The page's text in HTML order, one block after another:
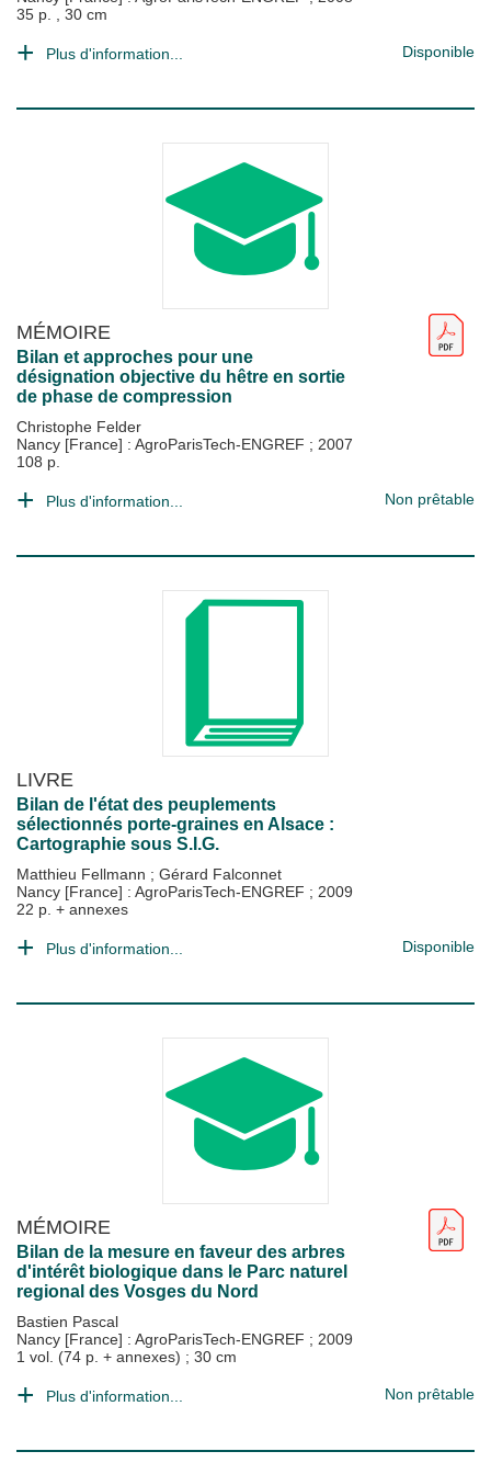
35 p. , 30 cm
Plus d'information... Disponible
MÉMOIRE
Bilan et approches pour une
désignation objective du hêtre en sortie
de phase de compression
Christophe Felder
Nancy [France] : AgroParisTech-ENGREF ; 2007
108 p.
Plus d'information... Non prêtable
LIVRE
Bilan de l'état des peuplements
sélectionnés porte-graines en Alsace :
Cartographie sous S.I.G.
Matthieu Fellmann ; Gérard Falconnet
Nancy [France] : AgroParisTech-ENGREF ; 2009
22 p. + annexes
Plus d'information... Disponible
MÉMOIRE
Bilan de la mesure en faveur des arbres
d'intérêt biologique dans le Parc naturel
regional des Vosges du Nord
Bastien Pascal
Nancy [France] : AgroParisTech-ENGREF ; 2009
1 vol. (74 p. + annexes) ; 30 cm
Plus d'information... Non prêtable